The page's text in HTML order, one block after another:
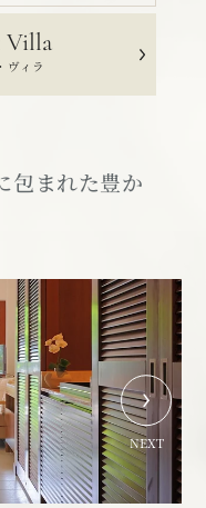
Villa
ヴィラ
包まれた豊か
NEXT